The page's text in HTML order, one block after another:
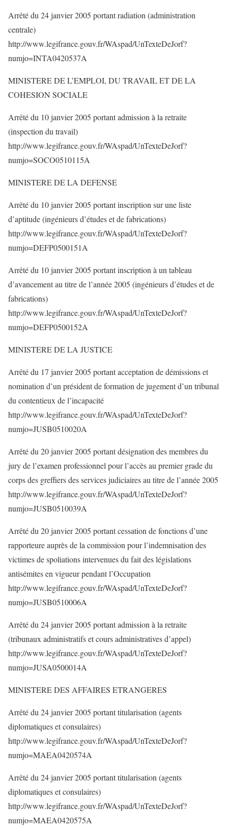
Arrêté du 24 janvier 2005 portant radiation (administration
centrale)
http://www.legifrance.gouv.fr/WAspad/UnTexteDeJorf?
numjo=INTA0420537A
MINISTERE DE L’EMPLOI, DU TRAVAIL ET DE LA
COHESION SOCIALE
Arrêté du 10 janvier 2005 portant admission à la retraite
(inspection du travail)
http://www.legifrance.gouv.fr/WAspad/UnTexteDeJorf?
numjo=SOCO0510115A
MINISTERE DE LA DEFENSE
Arrêté du 10 janvier 2005 portant inscription sur une liste
d’aptitude (ingénieurs d’études et de fabrications)
http://www.legifrance.gouv.fr/WAspad/UnTexteDeJorf?
numjo=DEFP0500151A
Arrêté du 10 janvier 2005 portant inscription à un tableau
d’avancement au titre de l’année 2005 (ingénieurs d’études et de
fabrications)
http://www.legifrance.gouv.fr/WAspad/UnTexteDeJorf?
numjo=DEFP0500152A
MINISTERE DE LA JUSTICE
Arrêté du 17 janvier 2005 portant acceptation de démissions et
nomination d’un président de formation de jugement d’un tribunal
du contentieux de l’incapacité
http://www.legifrance.gouv.fr/WAspad/UnTexteDeJorf?
numjo=JUSB0510020A
Arrêté du 20 janvier 2005 portant désignation des membres du
jury de l’examen professionnel pour l’accès au premier grade du
corps des greffiers des services judiciaires au titre de l’année 2005
http://www.legifrance.gouv.fr/WAspad/UnTexteDeJorf?
numjo=JUSB0510039A
Arrêté du 20 janvier 2005 portant cessation de fonctions d’une
rapporteure auprès de la commission pour l’indemnisation des
victimes de spoliations intervenues du fait des législations
antisémites en vigueur pendant l’Occupation
http://www.legifrance.gouv.fr/WAspad/UnTexteDeJorf?
numjo=JUSB0510006A
Arrêté du 24 janvier 2005 portant admission à la retraite
(tribunaux administratifs et cours administratives d’appel)
http://www.legifrance.gouv.fr/WAspad/UnTexteDeJorf?
numjo=JUSA0500014A
MINISTERE DES AFFAIRES ETRANGERES
Arrêté du 24 janvier 2005 portant titularisation (agents
diplomatiques et consulaires)
http://www.legifrance.gouv.fr/WAspad/UnTexteDeJorf?
numjo=MAEA0420574A
Arrêté du 24 janvier 2005 portant titularisation (agents
diplomatiques et consulaires)
http://www.legifrance.gouv.fr/WAspad/UnTexteDeJorf?
numjo=MAEA0420575A